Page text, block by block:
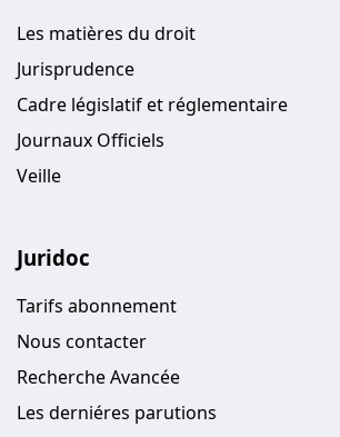
Les matières du droit
Jurisprudence
Cadre législatif et réglementaire
Journaux Officiels
Veille
Juridoc
Tarifs abonnement
Nous contacter
Recherche Avancée
Les derniéres parutions